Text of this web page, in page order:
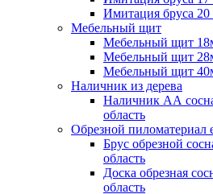
Имитация бруса
Мебельный щит
Мебельный щит
Мебельный щит
Мебельный щит
Наличник из дерева
Наличник АА
область
Обрезной пиломатериал
Брус обрезной
область
Доска обрезная
область